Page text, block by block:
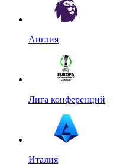
Англия
Лига конференций
Италия